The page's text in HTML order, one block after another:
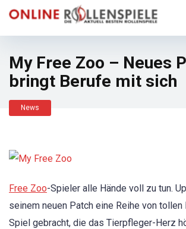
My Free Zoo – Neues
bringt Berufe mit sich
News
Free Zoo-Spieler alle Hände voll zu tun.
seinem neuen Patch eine Reihe von tollen
Spiel gebracht, die das Tierpfleger-Herz